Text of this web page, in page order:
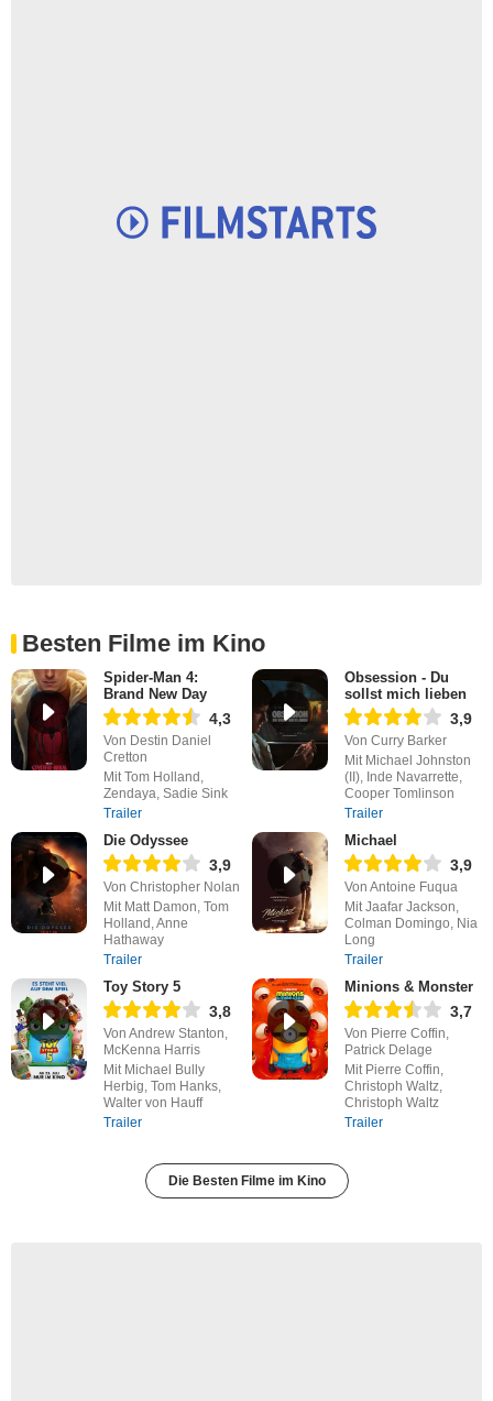
Besten Filme im Kino
Spider-Man 4:
Brand New Day
4,3
Von Destin Daniel
Cretton
Mit Tom Holland,
Zendaya, Sadie Sink
Trailer
Obsession - Du
sollst mich lieben
3,9
Von Curry Barker
Mit Michael Johnston
(II), Inde Navarrette,
Cooper Tomlinson
Trailer
Die Odyssee
3,9
Von Christopher Nolan
Mit Matt Damon, Tom
Holland, Anne
Hathaway
Trailer
Michael
3,9
Von Antoine Fuqua
Mit Jaafar Jackson,
Colman Domingo, Nia
Long
Trailer
Toy Story 5
3,8
Von Andrew Stanton,
McKenna Harris
Mit Michael Bully
Herbig, Tom Hanks,
Walter von Hauff
Trailer
Minions & Monster
3,7
Von Pierre Coffin,
Patrick Delage
Mit Pierre Coffin,
Christoph Waltz,
Christoph Waltz
Trailer
Die Besten Filme im Kino